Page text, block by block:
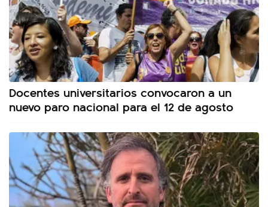
Docentes universitarios convocaron a un
nuevo paro nacional para el 12 de agosto